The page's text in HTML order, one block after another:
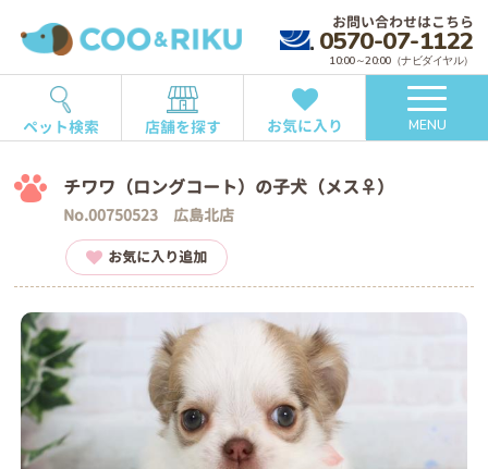
お問い合わせはこちら
0570-07-1122
10:00～20:00（ナビダイヤル）
ペット検索 店舗を探す お気に入り MENU
チワワ（ロングコート）の子犬（メス♀）
No.00750523 広島北店
お気に入り追加